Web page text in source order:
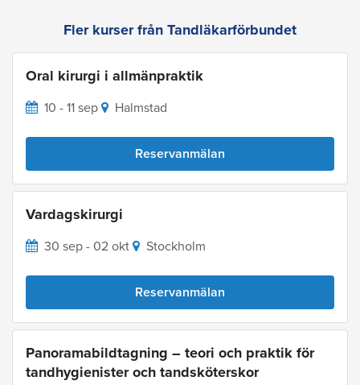
Fler kurser från Tandläkarförbundet
Oral kirurgi i allmänpraktik
10 - 11 sep Halmstad
Reservanmälan
Vardagskirurgi
30 sep - 02 okt Stockholm
Reservanmälan
Panoramabildtagning – teori och praktik för
tandhygienister och tandsköterskor